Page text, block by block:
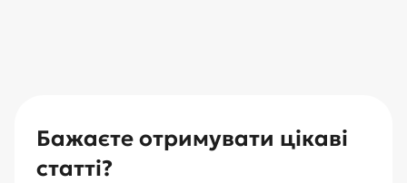
Бажаєте отримувати цікаві
статті?